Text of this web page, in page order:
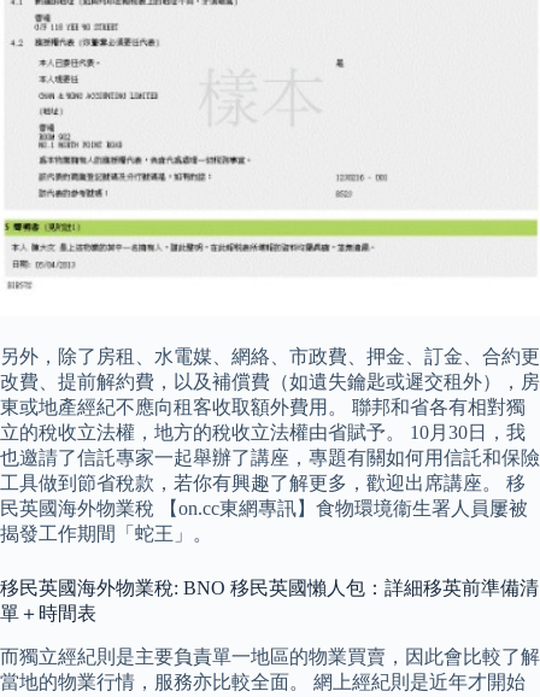
另外，除了房租、水電媒、網絡、市政費、押金、訂金、合約更
改費、提前解約費，以及補償費（如遺失鑰匙或遲交租外），房
東或地產經紀不應向租客收取額外費用。 聯邦和省各有相對獨
立的稅收立法權，地方的稅收立法權由省賦予。 10月30日，我
也邀請了信託專家一起舉辦了講座，專題有關如何用信託和保險
工具做到節省稅款，若你有興趣了解更多，歡迎出席講座。 移
民英國海外物業稅 【on.cc東網專訊】食物環境衞生署人員屢被
揭發工作期間「蛇王」。
移民英國海外物業稅: BNO 移民英國懶人包：詳細移英前準備清
單＋時間表
而獨立經紀則是主要負責單一地區的物業買賣，因此會比較了解
當地的物業行情，服務亦比較全面。 網上經紀則是近年才開始